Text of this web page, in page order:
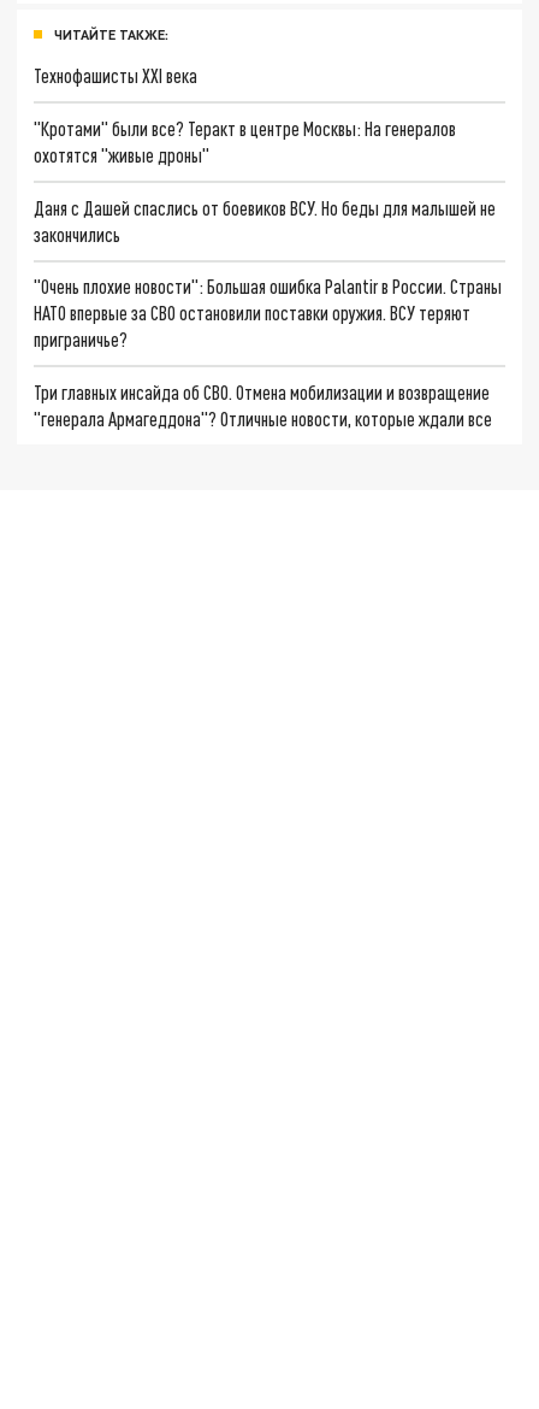
ЧИТАЙТЕ ТАКЖЕ:
Технофашисты XXI века
"Кротами" были все? Теракт в центре Москвы: На генералов
охотятся "живые дроны"
Даня с Дашей спаслись от боевиков ВСУ. Но беды для малышей не
закончились
"Очень плохие новости": Большая ошибка Palantir в России. Страны
НАТО впервые за СВО остановили поставки оружия. ВСУ теряют
приграничье?
Три главных инсайда об СВО. Отмена мобилизации и возвращение
"генерала Армагеддона"? Отличные новости, которые ждали все